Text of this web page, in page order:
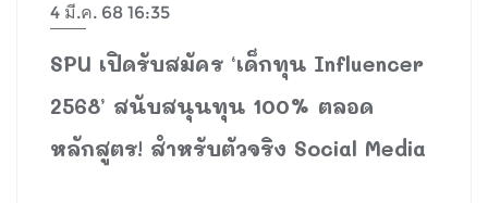
4 มี.ค. 68 16:35
SPU เปิดรับสมัคร ‘เด็กทุน Influencer
2568’ สนับสนุนทุน 100% ตลอด
หลักสูตร! สำหรับตัวจริง Social Media